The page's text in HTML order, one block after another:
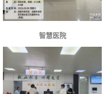
智慧医院